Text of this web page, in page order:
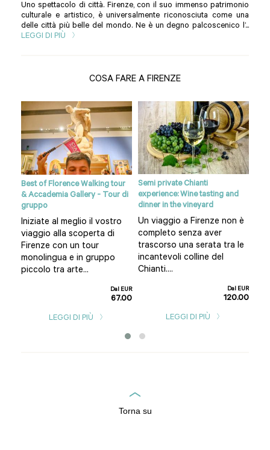
Uno spettacolo di città. Firenze, con il suo immenso patrimonio
culturale e artistico, è universalmente riconosciuta come una
delle città più belle del mondo. Ne è un degno palcoscenico l’...
LEGGI DI PIÙ
COSA FARE A FIRENZE
Best of Florence Walking tour
& Accademia Gallery - Tour di
gruppo
Iniziate al meglio il vostro
viaggio alla scoperta di
Firenze con un tour
monolingua e in gruppo
piccolo tra arte...
Dal EUR
67.00
LEGGI DI PIÙ
Semi private Chianti
experience: Wine tasting and
dinner in the vineyard
Un viaggio a Firenze non è
completo senza aver
trascorso una serata tra le
incantevoli colline del
Chianti....
Dal EUR
120.00
LEGGI DI PIÙ
Torna su